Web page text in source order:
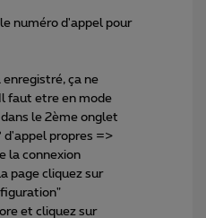
numéro d'appel pour
enregistré, ça ne
faut etre en mode
le 2ème onglet
d'appel propres =>
la connexion
page cliquez sur
et cliquez sur